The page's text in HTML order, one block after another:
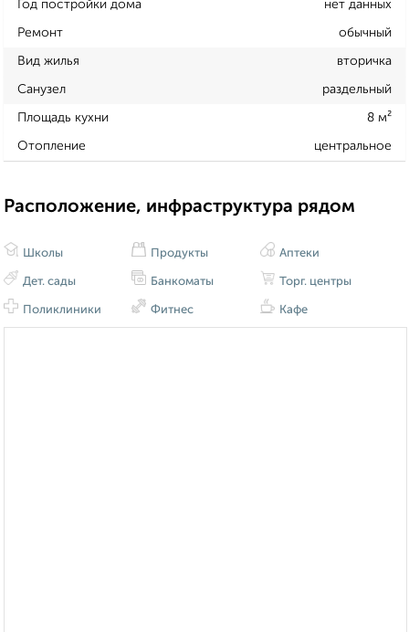
Год постройки дома нет данных
Ремонт обычный
Вид жилья вторичка
Санузел раздельный
Площадь кухни 8 м²
Отопление центральное
Расположение, инфраструктура рядом
Школы
Дет. сады
Поликлиники
Продукты
Банкоматы
Фитнес
Аптеки
Торг. центры
Кафе